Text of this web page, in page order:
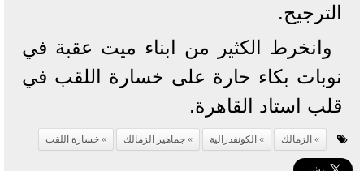
الترجيح.
وانخرط الكثير من ابناء ميت عقبة في
نوبات بكاء حارة على خسارة اللقب في
قلب استاد القاهرة.
الزمالك الكونفدرالية جماهير الزمالك خسارة اللقب